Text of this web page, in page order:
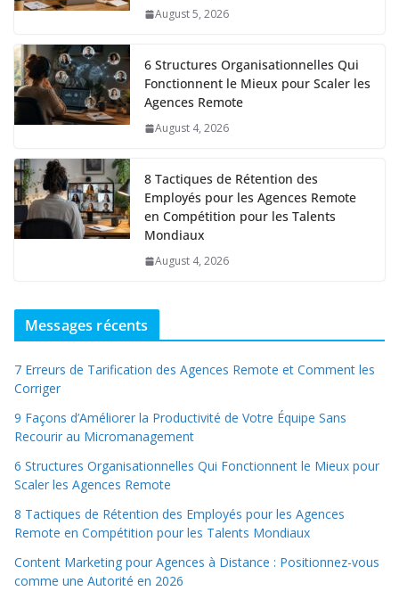
August 5, 2026
6 Structures Organisationnelles Qui
Fonctionnent le Mieux pour Scaler les
Agences Remote
August 4, 2026
8 Tactiques de Rétention des
Employés pour les Agences Remote
en Compétition pour les Talents
Mondiaux
August 4, 2026
Messages récents
7 Erreurs de Tarification des Agences Remote et Comment les
Corriger
9 Façons d’Améliorer la Productivité de Votre Équipe Sans
Recourir au Micromanagement
6 Structures Organisationnelles Qui Fonctionnent le Mieux pour
Scaler les Agences Remote
8 Tactiques de Rétention des Employés pour les Agences
Remote en Compétition pour les Talents Mondiaux
Content Marketing pour Agences à Distance : Positionnez-vous
comme une Autorité en 2026